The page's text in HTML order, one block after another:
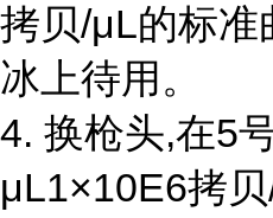
拷贝/μL的标准
冰上待用。
4. 换枪头,在5
μL1×10E6拷